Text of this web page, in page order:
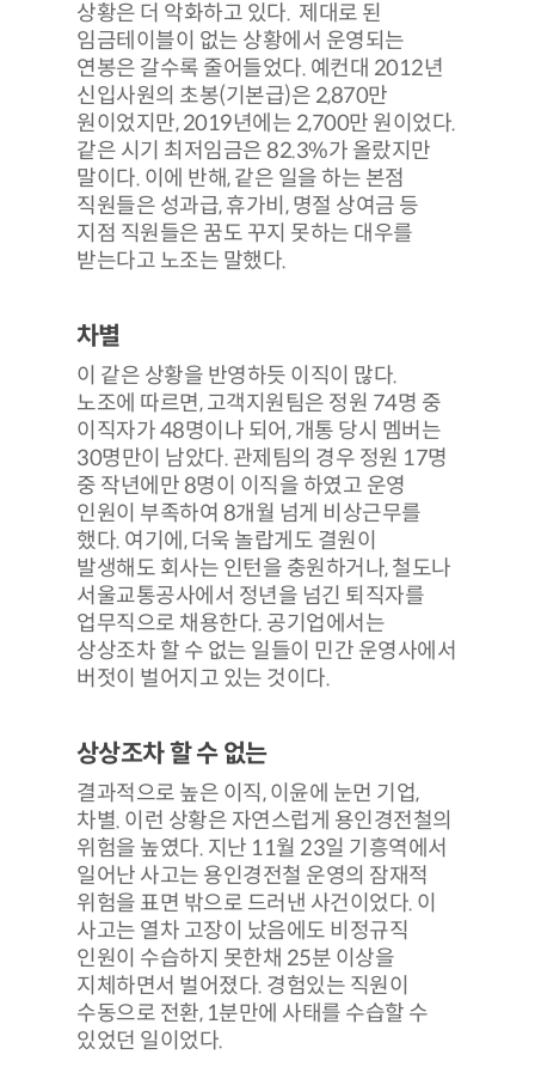
상황은 더 악화하고 있다. 제대로 된
임금테이블이 없는 상황에서 운영되는
연봉은 갈수록 줄어들었다. 예컨대 2012년
신입사원의 초봉(기본급)은 2,870만
원이었지만, 2019년에는 2,700만 원이었다.
같은 시기 최저임금은 82.3%가 올랐지만
말이다. 이에 반해, 같은 일을 하는 본점
직원들은 성과급, 휴가비, 명절 상여금 등
지점 직원들은 꿈도 꾸지 못하는 대우를
받는다고 노조는 말했다.
차별
이 같은 상황을 반영하듯 이직이 많다.
노조에 따르면, 고객지원팀은 정원 74명 중
이직자가 48명이나 되어, 개통 당시 멤버는
30명만이 남았다. 관제팀의 경우 정원 17명
중 작년에만 8명이 이직을 하였고 운영
인원이 부족하여 8개월 넘게 비상근무를
했다. 여기에, 더욱 놀랍게도 결원이
발생해도 회사는 인턴을 충원하거나, 철도나
서울교통공사에서 정년을 넘긴 퇴직자를
업무직으로 채용한다. 공기업에서는
상상조차 할 수 없는 일들이 민간 운영사에서
버젓이 벌어지고 있는 것이다.
상상조차 할 수 없는
결과적으로 높은 이직, 이윤에 눈먼 기업,
차별. 이런 상황은 자연스럽게 용인경전철의
위험을 높였다. 지난 11월 23일 기흥역에서
일어난 사고는 용인경전철 운영의 잠재적
위험을 표면 밖으로 드러낸 사건이었다. 이
사고는 열차 고장이 났음에도 비정규직
인원이 수습하지 못한채 25분 이상을
지체하면서 벌어졌다. 경험있는 직원이
수동으로 전환, 1분만에 사태를 수습할 수
있었던 일이었다.